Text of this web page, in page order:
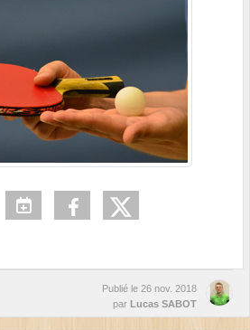
Publié le 26 nov. 2018
par Lucas SABOT